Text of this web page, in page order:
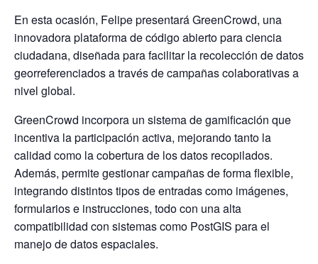
En esta ocasión, Felipe presentaráGreenCrowd, una
innovadora plataforma de código abierto para ciencia
ciudadana, diseñada para facilitar la recolección de datos
georreferenciados a través de campañas colaborativas a
nivel global.
GreenCrowd incorpora un sistema degamificación que
incentiva la participación activa, mejorando tanto la
calidad como la coberturade los datos recopilados.
Además, permite gestionar campañas de forma flexible,
integrando distintos tipos de entradas como imágenes,
formularios e instrucciones, todo con una alta
compatibilidad con sistemas como PostGIS para el
manejo de datos espaciales.